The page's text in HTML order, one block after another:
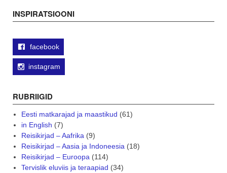
INSPIRATSIOONI
facebook
instagram
RUBRIIGID
Eesti matkarajad ja maastikud (61)
in English (7)
Reisikirjad – Aafrika (9)
Reisikirjad – Aasia ja Indoneesia (18)
Reisikirjad – Euroopa (114)
Tervislik eluviis ja teraapiad (34)